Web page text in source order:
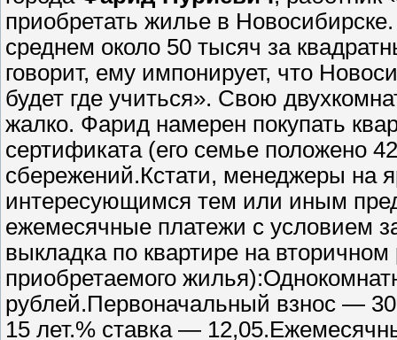
приобретать жилье в
среднем около 50 тысяч за
говорит, ему импонирует, что
будет где учиться». Свою
жалко. Фарид намерен покупать
сертификата (его семье положено
сбережений.Кстати, менеджеры на
интересующимся тем или иным
ежемесячные платежи с условием
выкладка по квартире на
приобретаемого
рублей.Первоначальный взнос —
15 лет.% ставка —